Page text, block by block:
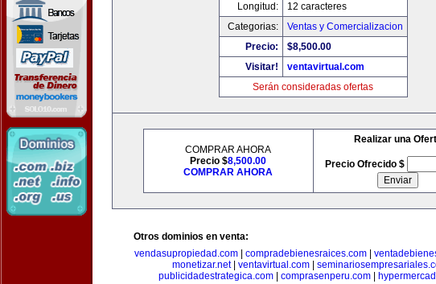
Longitud:
12 caracteres
Categorias:
Ventas y Comercializacion
Precio:
$8,500.00
Visitar!
ventavirtual.com
Serán consideradas ofertas
COMPRAR AHORA
Precio $8,500.00
COMPRAR AHORA
Realizar una
Precio Ofrecido $
Otros dominios en venta:
vendasupropiedad.com
compradebienesraices.com
monetizar.net| ventavirtual.com
publicidadestrategica.com
comprasenperu.com